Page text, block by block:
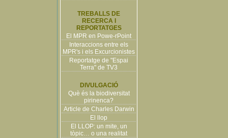
TREBALLS DE
RECERCA I
REPORTATGES
El MPR en Powe-rPoint
Interaccions entre els
MPR's i els Excurcionistes
Reportatge de "Espai
Terra" de TV3
DIVULGACIÓ
Què és la biodiversitat
pirinenca?
Article de Charles Darwin
El llop
El LLOP: un mite, un
tòpic… o una realitat